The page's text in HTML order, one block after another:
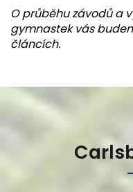
O průběhu závodů a
gymnastek vás
článcích.